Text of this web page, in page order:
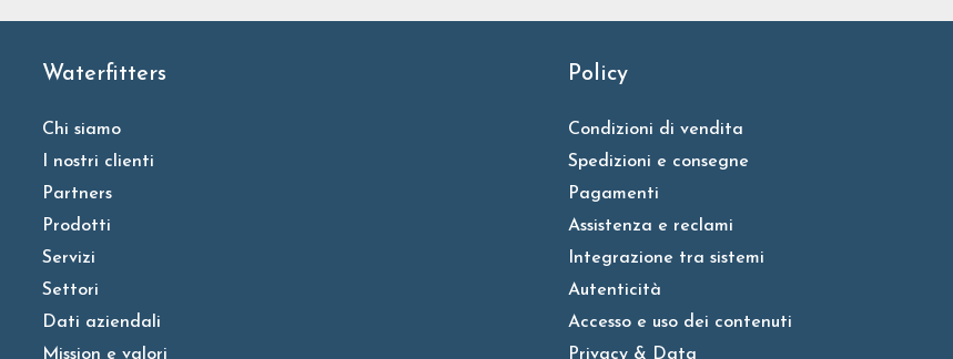
Waterfitters
Chi siamo
I nostri clienti
Partners
Prodotti
Servizi
Settori
Dati aziendali
Mission e valori
Policy
Condizioni di vendita
Spedizioni e consegne
Pagamenti
Assistenza e reclami
Integrazione tra sistemi
Autenticità
Accesso e uso dei contenuti
Privacy & Data